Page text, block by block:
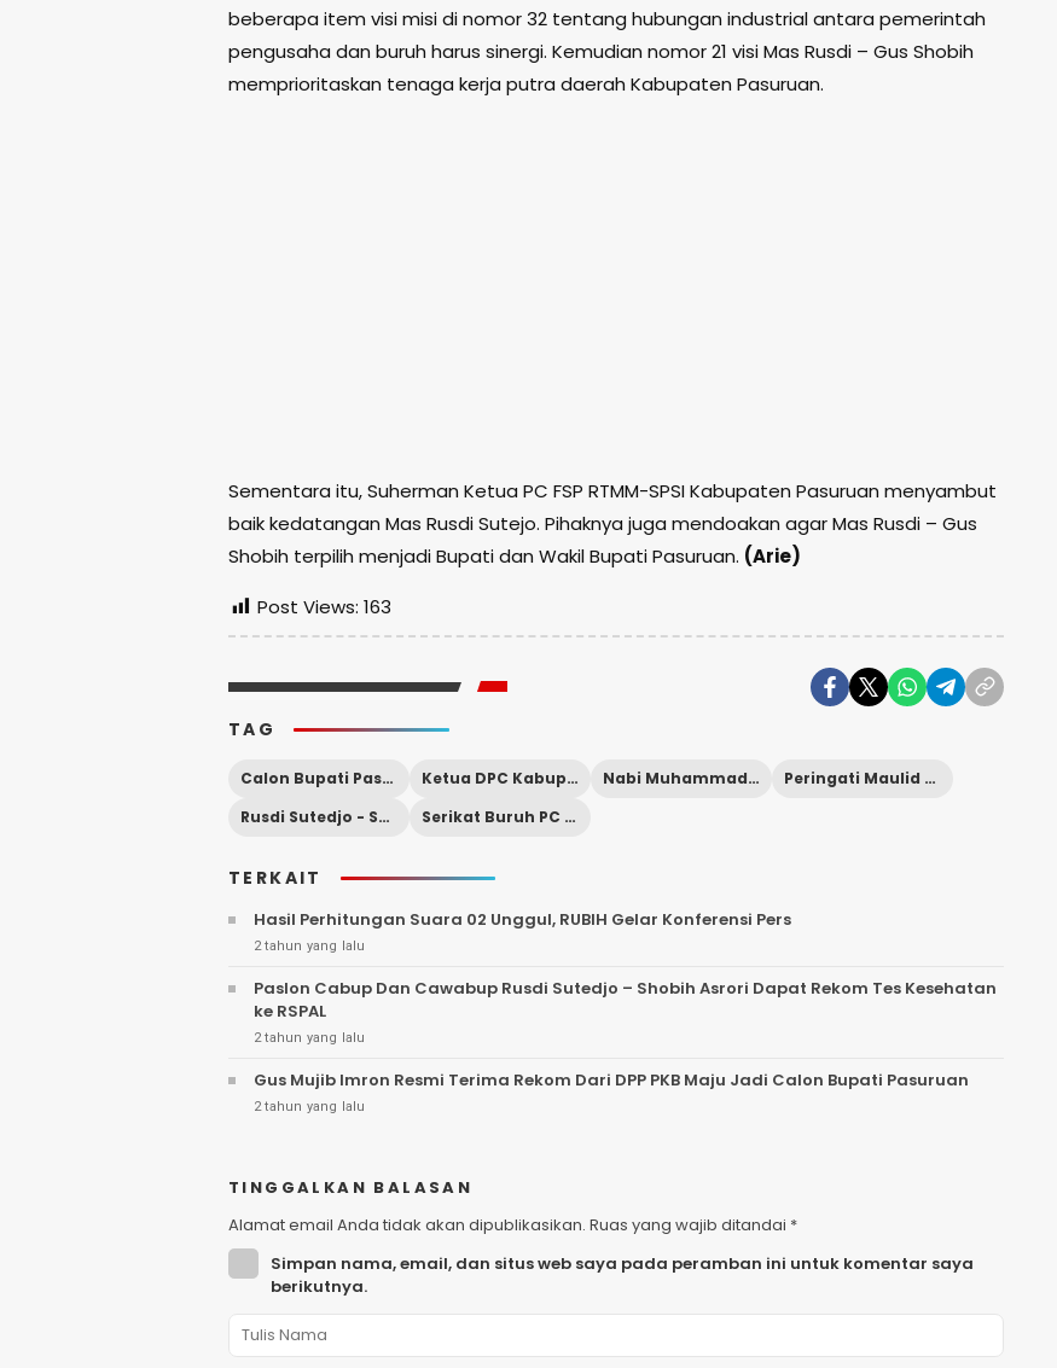
beberapa item visi misi di nomor 32 tentang hubungan industrial antara pemerintah
pengusaha dan buruh harus sinergi. Kemudian nomor 21 visi Mas Rusdi – Gus Shobih
memprioritaskan tenaga kerja putra daerah Kabupaten Pasuruan.
Sementara itu, Suherman Ketua PC FSP RTMM-SPSI Kabupaten Pasuruan menyambut
baik kedatangan Mas Rusdi Sutejo. Pihaknya juga mendoakan agar Mas Rusdi – Gus
Shobih terpilih menjadi Bupati dan Wakil Bupati Pasuruan. (Arie)
Post Views: 163
TAG
Calon Bupati Pasuruan Ketua DPC Kabupaten Gerindra Nabi Muhammad SAW
Peringati Maulid Nabi
Rusdi Sutedjo - Shobih Asrori
Serikat Buruh PC FSP RTMM-SPSI
TERKAIT
Hasil Perhitungan Suara 02 Unggul, RUBIH Gelar Konferensi Pers
2 tahun yang lalu
Paslon Cabup Dan Cawabup Rusdi Sutedjo – Shobih Asrori Dapat Rekom Tes Kesehatan
ke RSPAL
2 tahun yang lalu
Gus Mujib Imron Resmi Terima Rekom Dari DPP PKB Maju Jadi Calon Bupati Pasuruan
2 tahun yang lalu
TINGGALKAN BALASAN
Alamat email Anda tidak akan dipublikasikan. Ruas yang wajib ditandai *
Simpan nama, email, dan situs web saya pada peramban ini untuk komentar saya
berikutnya.